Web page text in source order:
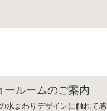
ールームのご案内
水まわりデザインに触れて感